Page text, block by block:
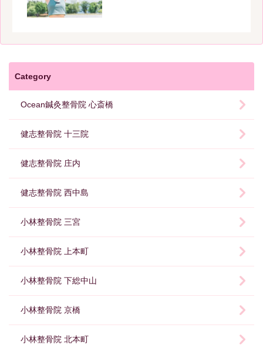
Category
Ocean鍼灸整骨院 心斎橋
健志整骨院 十三院
健志整骨院 庄内
健志整骨院 西中島
小林整骨院 三宮
小林整骨院 上本町
小林整骨院 下総中山
小林整骨院 京橋
小林整骨院 北本町